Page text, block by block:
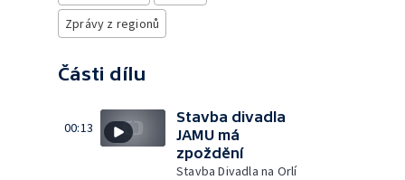
Zprávy z regionů
Části dílu
00:13
Stavba divadla
JAMU má
zpoždění
Stavba Divadla na Orlí